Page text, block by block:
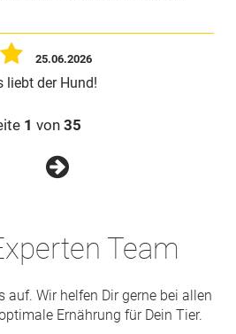
25.06.2026
liebt der Hund!
1 von 35
Team
Wir helfen Dir gerne bei allen
Ernährung für Dein Tier.